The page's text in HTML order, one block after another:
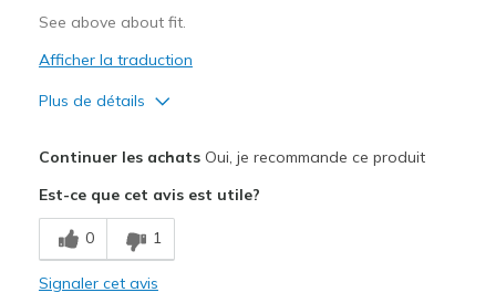
See above about fit.
Afficher la traduction
Plus de détails
Durable
Width
Sizing
Continuer les achatsOui, je recommande ce produit
Est-ce que cet avis est utile?
0 1
Signaler cet avis